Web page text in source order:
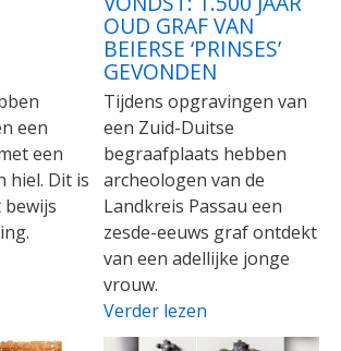
een
een
hiel. Dit is
bewijs
OUD GRAF VAN
BEIERSE ‘PRINSES’
GEVONDEN
Tijdens opgravingen van
een Zuid-Duitse
begraafplaats hebben
archeologen van de
Landkreis Passau een
zesde-eeuws graf ontdekt
van een adellijke jonge
vrouw.
Verder lezen